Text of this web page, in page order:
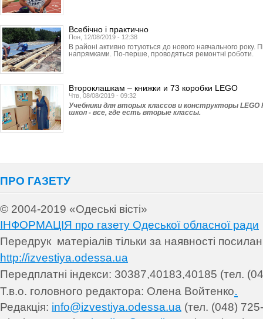
Всебічно і практично
Пон, 12/08/2019 - 12:38
В районі активно готуються до нового навчального року.
напрямками. По-перше, проводяться ремонтні роботи.
Второклашкам – книжки и 73 коробки LEGO
Чтв, 08/08/2019 - 09:32
Учебники для вторых классов и конструкторы LEGO
школ - все, где есть вторые классы.
ПРО ГАЗЕТУ
© 2004-2019 «Одеські вісті»
ІНФОРМАЦІЯ про газету Одеської обласної ради
Передрук матеріалів тільки за наявності
http://izvestiya.odessa.ua
Передплатні індекси: 30387,40183,40185 (тел.
Т.в.о. головного редактора: Олена Войтенко.
Редакція: info@izvestiya.odessa.ua (тел. (048)